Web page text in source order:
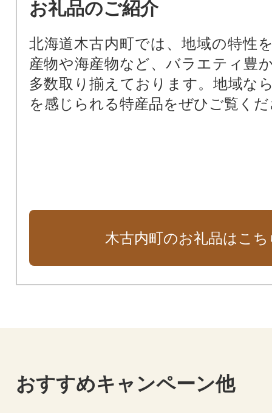
お礼品のご紹介
北海道木古内町では、地域の特性
産物や海産物など、バラエティ豊
多数取り揃えております。地域な
を感じられる特産品をぜひご覧く
木古内町のお礼品はこち
おすすめキャンペーン他